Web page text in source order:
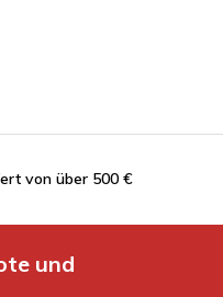
von über 500 €
und